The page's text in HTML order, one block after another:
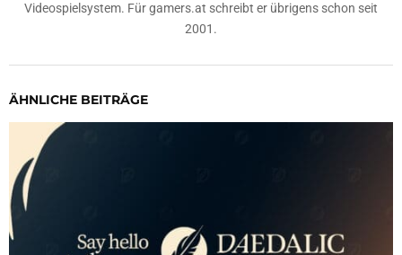
Videospielsystem. Für gamers.at schreibt er übrigens schon seit
2001.
ÄHNLICHE BEITRÄGE